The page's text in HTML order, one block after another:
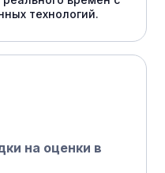
технологий.
на оценки в